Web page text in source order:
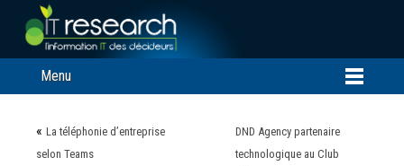
Menu
« La téléphonie d’entreprise
selon Teams
DND Agency partenaire
technologique au Club